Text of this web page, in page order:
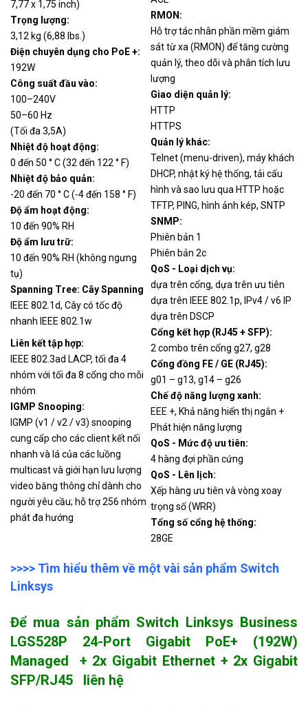
7,77 x 1,75 inch)
Trọng lượng:
3,12 kg (6,88 lbs.)
Điện chuyên dụng cho PoE +:
192W
Công suất đầu vào:
100–240V
50–60 Hz
(Tối đa 3,5A)
Nhiệt độ hoạt động:
0 đến 50 ° C (32 đến 122 ° F)
Nhiệt độ bảo quản:
-20 đến 70 ° C (-4 đến 158 ° F)
Độ ẩm hoạt động:
10 đến 90% RH
Độ ẩm lưu trữ:
10 đến 90% RH (không ngưng
tụ)
Spanning Tree: Cây Spanning
IEEE 802.1d, Cây có tốc độ
nhanh IEEE 802.1w
Liên kết tập hợp:
IEEE 802.3ad LACP, tối đa 4
nhóm với tối đa 8 cổng cho mỗi
nhóm
IGMP Snooping:
IGMP (v1 / v2 / v3) snooping
cung cấp cho các client kết nối
nhanh và lá của các luồng
multicast và giới hạn lưu lượng
video băng thông chỉ dành cho
người yêu cầu; hỗ trợ 256 nhóm
phát đa hướng
RMON:
Hỗ trợ tác nhân phần mềm giám
sát từ xa (RMON) để tăng cường
quản lý, theo dõi và phân tích lưu
lượng
Giao diện quản lý:
HTTP
HTTPS
Quản lý khác:
Telnet (menu-driven), máy khách
DHCP, nhật ký hệ thống, tải cấu
hình và sao lưu qua HTTP hoặc
TFTP, PING, hình ảnh kép, SNTP
SNMP:
Phiên bản 1
Phiên bản 2c
QoS - Loại dịch vụ:
dựa trên cổng, dựa trên ưu tiên
dựa trên IEEE 802.1p, IPv4 / v6 IP
dựa trên DSCP
Cổng kết hợp (RJ45 + SFP):
2 combo trên cổng g27, g28
Cổng đồng FE / GE (RJ45):
g01 – g13, g14 – g26
Chế độ năng lượng xanh:
EEE +, Khả năng hiển thị ngắn +
Phát hiện năng lượng
QoS - Mức độ ưu tiên:
4 hàng đợi phần cứng
QoS - Lên lịch:
Xếp hàng ưu tiên và vòng xoay
trọng số (WRR)
Tổng số cổng hệ thống:
28GE
>>>> Tìm hiểu thêm về một vài sản phẩm Switch
Linksys
Để mua sản phẩm Switch Linksys Business
LGS528P 24-Port Gigabit PoE+ (192W)
Managed + 2x Gigabit Ethernet + 2x Gigabit
SFP/RJ45 liên hệ